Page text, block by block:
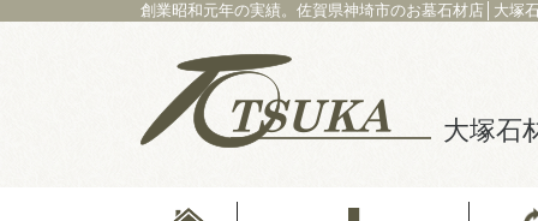
創業昭和元年の実績。佐賀県神埼市のお墓石材店│大塚
大塚石